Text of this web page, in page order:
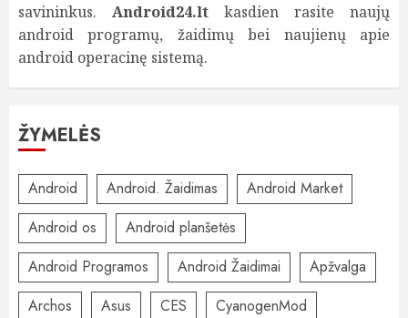
savininkus. Android24.lt kasdien rasite naujų
android programų, žaidimų bei naujienų apie
android operacinę sistemą.
ŽYMELĖS
Android Android. Žaidimas
Android Market
Android os
Android planšetės
Android Programos
Android Žaidimai
Apžvalga
Archos
Asus CES
CyanogenMod